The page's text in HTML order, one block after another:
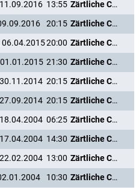
13:55
Zärtliche Chaoten II
20:15
Zärtliche Chaoten II
06.04.201520:00
Zärtliche Chaoten II
01.01.2015 21:30
Zärtliche Chaoten II
20:15
Zärtliche Chaoten II
20:15
Zärtliche Chaoten II
06:25
Zärtliche Chaoten II
14:30
Zärtliche Chaoten II
13:00
Zärtliche Chaoten II
10:30
Zärtliche Chaoten II